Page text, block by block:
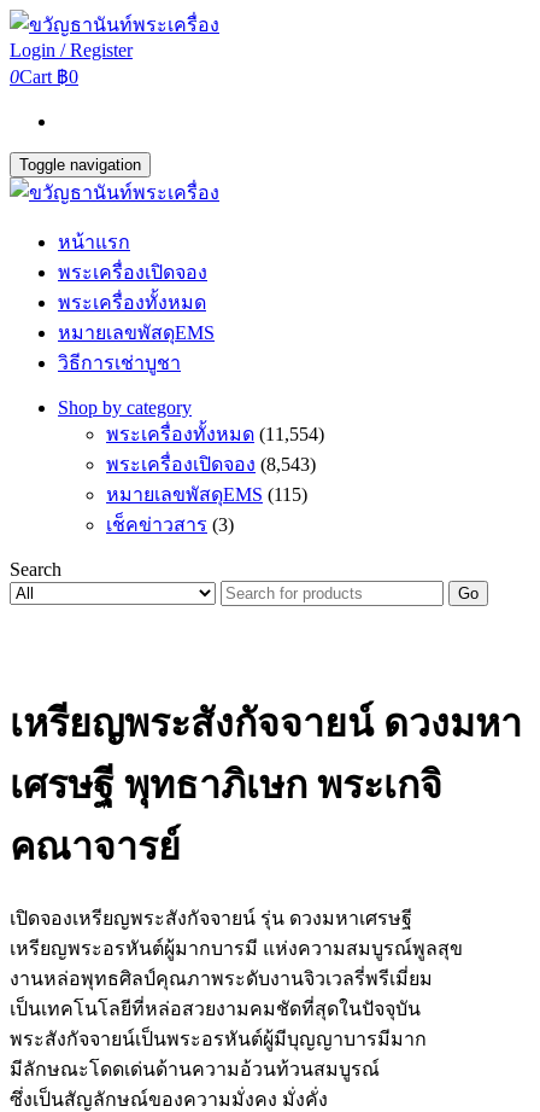
Login / Register
0Cart ฿0
Toggle navigation
หน้าแรก
พระเครื่องเปิดจอง
พระเครื่องทั้งหมด
หมายเลขพัสดุEMS
วิธีการเช่าบูชา
Shop by category
พระเครื่องทั้งหมด (11,554)
พระเครื่องเปิดจอง (8,543)
หมายเลขพัสดุEMS (115)
เช็คข่าวสาร (3)
Search
Go
เหรียญพระสังกัจจายน์ ดวงมหา
เศรษฐี พุทธาภิเษก พระเกจิ
คณาจารย์
เปิดจองเหรียญพระสังกัจจายน์ รุ่น ดวงมหาเศรษฐี
เหรียญพระอรหันต์ผู้มากบารมี แห่งความสมบูรณ์พูลสุข
งานหล่อพุทธศิลป์คุณภาพระดับงานจิวเวลรี่พรีเมี่ยม
เป็นเทคโนโลยีที่หล่อสวยงามคมชัดที่สุดในปัจจุบัน
พระสังกัจจายน์เป็นพระอรหันต์ผู้มีบุญญาบารมีมาก
มีลักษณะโดดเด่นด้านความอ้วนท้วนสมบูรณ์
ซึ่งเป็นสัญลักษณ์ของความมั่งคง มั่งคั่ง